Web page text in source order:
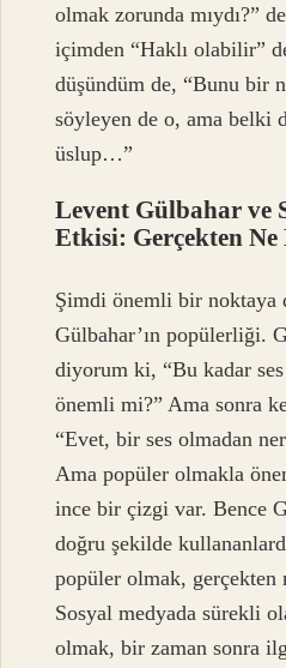
olmak zorunda mıydı?”
içimden “Haklı olabilir”
düşündüm de, “Bunu bir
söyleyen de o, ama belki
üslup…”
Levent Gülbahar ve
Etkisi: Gerçekten
Şimdi önemli bir noktaya
Gülbahar’ın popülerliği.
diyorum ki, “Bu kadar
önemli mi?” Ama sonra
“Evet, bir ses olmadan
Ama popüler olmakla
ince bir çizgi var. Bence
doğru şekilde
popüler olmak, gerçekten
Sosyal medyada sürekli
olmak, bir zaman sonra